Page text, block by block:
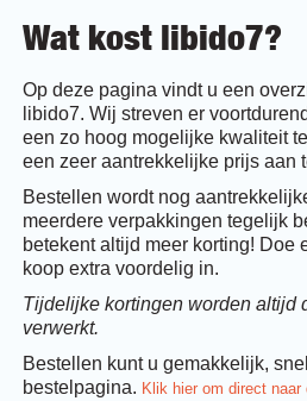
Wat kost libido7?
Op deze pagina vindt u een
libido7. Wij streven er
een zo hoog mogelijke kwaliteit
een zeer aantrekkelijke prijs aan
Bestellen wordt nog
meerdere verpakkingen tegelijk
betekent altijd meer korting! Doe
koop extra voordelig in.
Tijdelijke kortingen worden altijd
verwerkt.
Bestellen kunt u gemakkelijk,
bestelpagina. Klik hier om direct